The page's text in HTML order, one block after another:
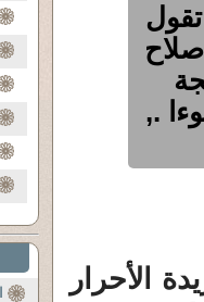
.,
الأحرار